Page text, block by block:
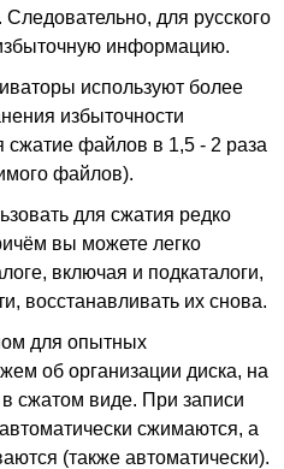
для русского
информацию.
используют более
избыточности
файлов в 1,5 - 2 раза
файлов).
для сжатия редко
вы можете легко
включая и подкаталоги,
восстанавливать их снова.
для опытных
об организации диска, на
сжатом виде. При записи
сжимаются, а
(также автоматически).